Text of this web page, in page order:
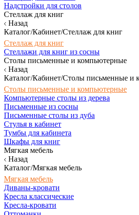
Надстройки для столов
Стеллаж для книг
Назад
Каталог/Кабинет/Стеллаж для книг
Стеллаж для книг
Стеллажи для книг из сосны
Столы письменные и компьютерные
Назад
Каталог/Кабинет/Столы письменные и
Столы письменные и компьютерные
Компьютерные столы из дерева
Письменные из сосны
Письменные столы из дуба
Стулья в кабинет
Тумбы для кабинета
Шкафы для книг
Мягкая мебель
Назад
Каталог/Мягкая мебель
Мягкая мебель
Диваны-кровати
Кресла классические
Кресла-кровати